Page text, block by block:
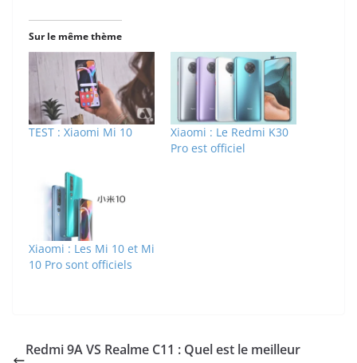
Sur le même thème
TEST : Xiaomi Mi 10
Xiaomi : Le Redmi K30
Pro est officiel
Xiaomi : Les Mi 10 et Mi
10 Pro sont officiels
Redmi 9A VS Realme C11 : Quel est le meilleur